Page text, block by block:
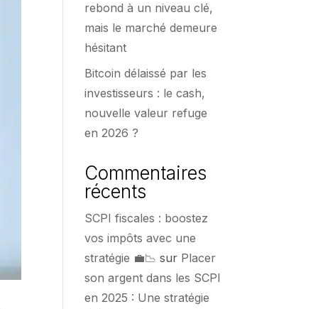
rebond à un niveau clé,
mais le marché demeure
hésitant
Bitcoin délaissé par les
investisseurs : le cash,
nouvelle valeur refuge
en 2026 ?
Commentaires
récents
SCPI fiscales : boostez
vos impôts avec une
stratégie 💼📉 sur Placer
son argent dans les SCPI
en 2025 : Une stratégie